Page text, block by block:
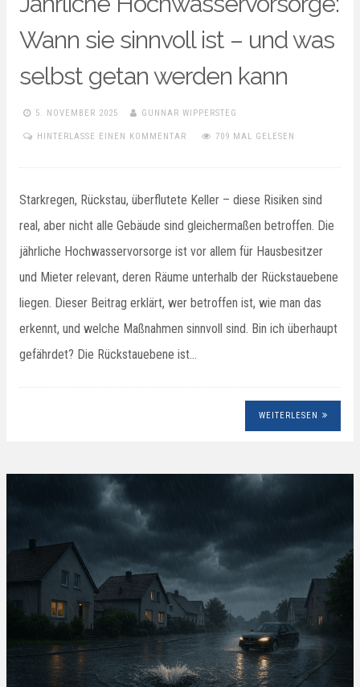
Wann sie sinnvoll ist – und was
selbst getan werden kann
5. NOVEMBER 2025 GUNNAR WIPPERSTEG
HINTERLASSE EINEN KOMMENTAR 709 MAL GELESEN
Starkregen, Rückstau, überflutete Keller – diese Risiken sind
real, aber nicht alle Gebäude sind gleichermaßen betroffen. Die
jährliche Hochwasservorsorge ist vor allem für Hausbesitzer
und Mieter relevant, deren Räume unterhalb der Rückstauebene
liegen. Dieser Beitrag erklärt, wer betroffen ist, wie man das
erkennt, und welche Maßnahmen sinnvoll sind. Bin ich überhaupt
gefährdet? Die Rückstauebene ist…
WEITERLESEN